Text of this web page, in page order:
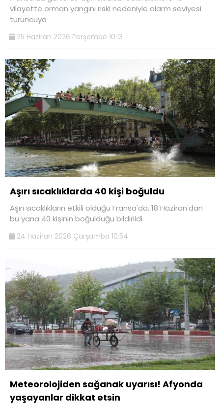
vilayette orman yangını riski nedeniyle alarm seviyesi
turuncuya
25 Haziran 2026 Perşembe 10:13
Aşırı sıcaklıklarda 40 kişi boğuldu
Aşırı sıcaklıkların etkili olduğu Fransa'da, 18 Haziran'dan
bu yana 40 kişinin boğulduğu bildirildi.
24 Haziran 2026 Çarşamba 10:54
Meteorolojiden sağanak uyarısı! Afyonda
yaşayanlar dikkat etsin